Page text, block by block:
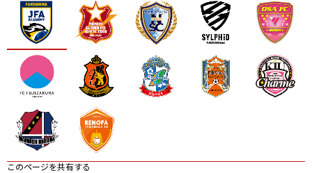
このページを共有する